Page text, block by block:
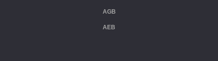
AGB
AEB